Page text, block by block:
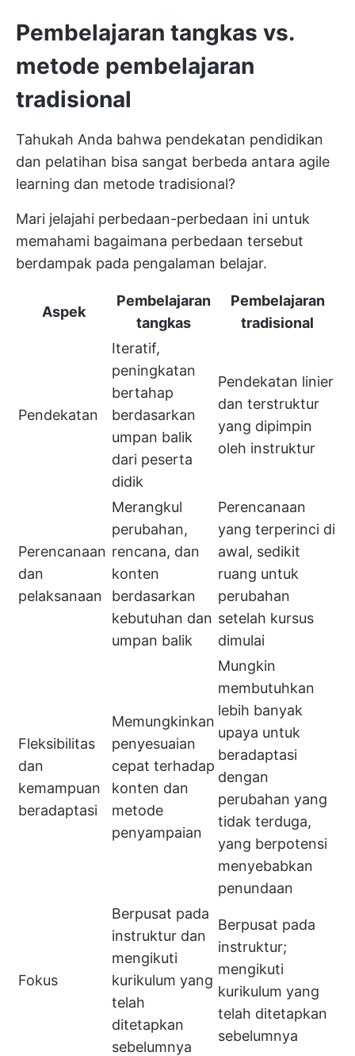
Pembelajaran tangkas vs.
metode pembelajaran
tradisional
Tahukah Anda bahwa pendekatan pendidikan
dan pelatihan bisa sangat berbeda antara agile
learning dan metode tradisional?
Mari jelajahi perbedaan-perbedaan ini untuk
memahami bagaimana perbedaan tersebut
berdampak pada pengalaman belajar.
Aspek
Pembelajaran
tangkas
Pembelajaran
tradisional
Pendekatan
Iteratif,
peningkatan
bertahap
berdasarkan
umpan balik
dari peserta
didik
Pendekatan linier
dan terstruktur
yang dipimpin
oleh instruktur
Perencanaan
dan
pelaksanaan
Merangkul
perubahan,
rencana, dan
konten
berdasarkan
kebutuhan dan
umpan balik
Perencanaan
yang terperinci di
awal, sedikit
ruang untuk
perubahan
setelah kursus
dimulai
Fleksibilitas
dan
kemampuan
beradaptasi
Memungkinkan
penyesuaian
cepat terhadap
konten dan
metode
penyampaian
Mungkin
membutuhkan
lebih banyak
upaya untuk
beradaptasi
dengan
perubahan yang
tidak terduga,
yang berpotensi
menyebabkan
penundaan
Fokus
Berpusat pada
instruktur dan
mengikuti
kurikulum yang
telah
ditetapkan
sebelumnya
Berpusat pada
instruktur;
mengikuti
kurikulum yang
telah ditetapkan
sebelumnya